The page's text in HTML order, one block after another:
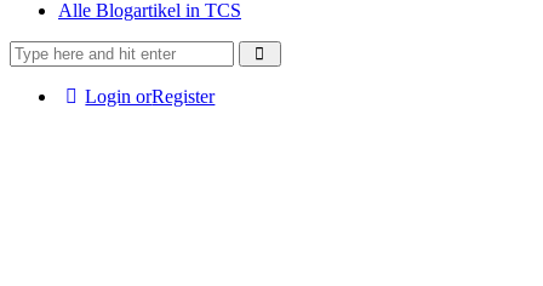
Alle Blogartikel in TCS
Login orRegister